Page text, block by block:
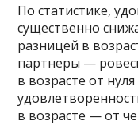
По статистике,
существенно
разницей в
партнеры —
в возрасте от
в возрасте — от